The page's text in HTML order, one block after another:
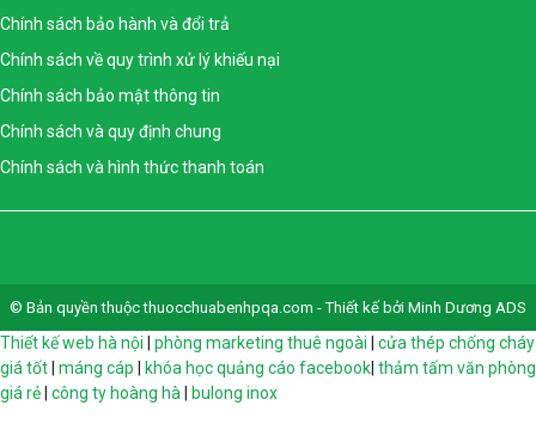
Chính sách bảo hành và đổi trả
Chính sách về quy trình xử lý khiếu nại
Chính sách bảo mật thông tin
Chính sách và quy định chung
Chính sách và hình thức thanh toán
© Bản quyền thuộc thuocchuabenhpqa.com - Thiết kế bởi Minh Dương ADS
Thiết kế web hà nội phòng marketing thuê ngoài
cửa thép chống cháy
giá tốt máng cáp khóa học quảng cáo facebook thảm tấm văn phòng
giá rẻ công ty hoàng hà bulong inox